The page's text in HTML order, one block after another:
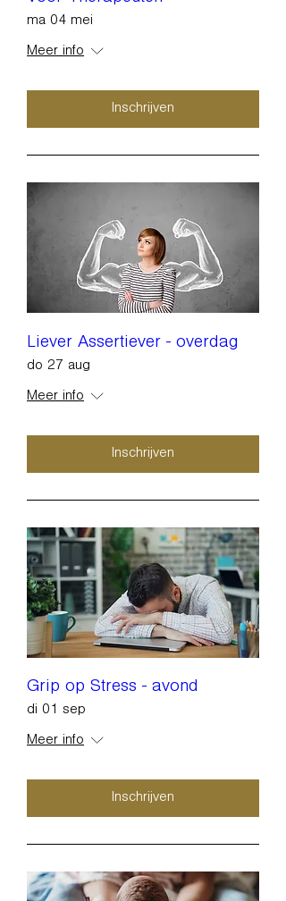
ma 04 mei
Meer info
Inschrijven
Liever Assertiever - overdag
do 27 aug
Meer info
Inschrijven
Grip op Stress - avond
di 01 sep
Meer info
Inschrijven